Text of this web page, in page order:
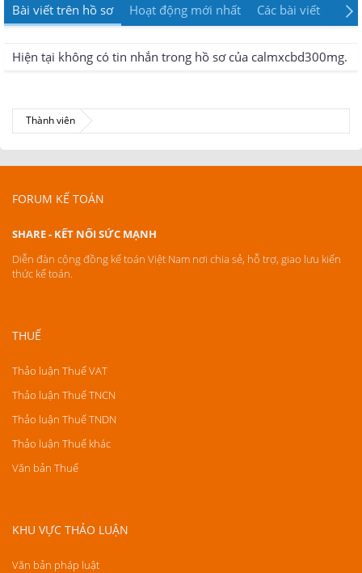
Bài viết trên hồ sơ Hoạt động mới nhất Các bài viết
Hiện tại không có tin nhắn trong hồ sơ của calmxcbd300mg.
Thành viên
FORUM KẾ TOÁN
SHARE - KẾT NỐI SỨC MẠNH
Diễn đàn cộng đồng kế toán Việt Nam nơi chia sẻ, hỗ trợ, giao lưu kiến
thức kế toán.
THUẾ
Thảo luận Thuế VAT
Thảo luận Thuế TNCN
Thảo luận Thuế TNDN
Thảo luận Thuế khác
Văn bản Thuế
KHU VỰC THẢO LUẬN
Văn bản pháp luật